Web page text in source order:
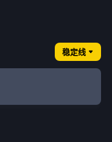
稳定线